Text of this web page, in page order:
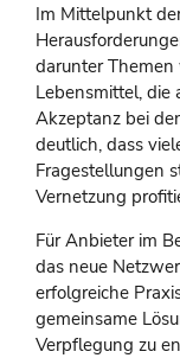
Im Mittelpunkt
darunter
Lebensmittel, die
Akzeptanz bei
deutlich, dass
Fragestellungen
Vernetzung
Für Anbieter im
das neue
erfolgreiche
gemeinsame
Verpflegung zu